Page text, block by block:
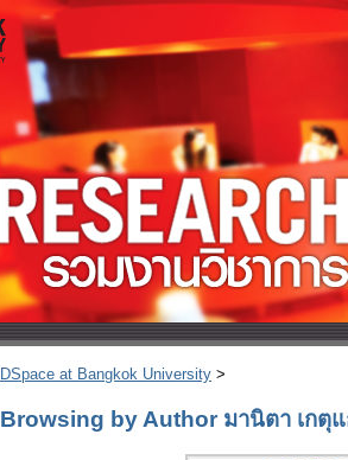
DSpace at Bangkok University >
Browsing by Author มานิตา เกตุ